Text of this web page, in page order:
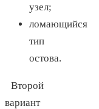
узел;
ломающийся
тип
остова.
Второй
вариант